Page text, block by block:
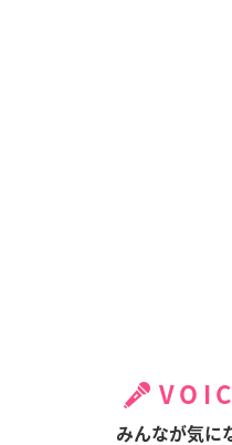
みんなが気に